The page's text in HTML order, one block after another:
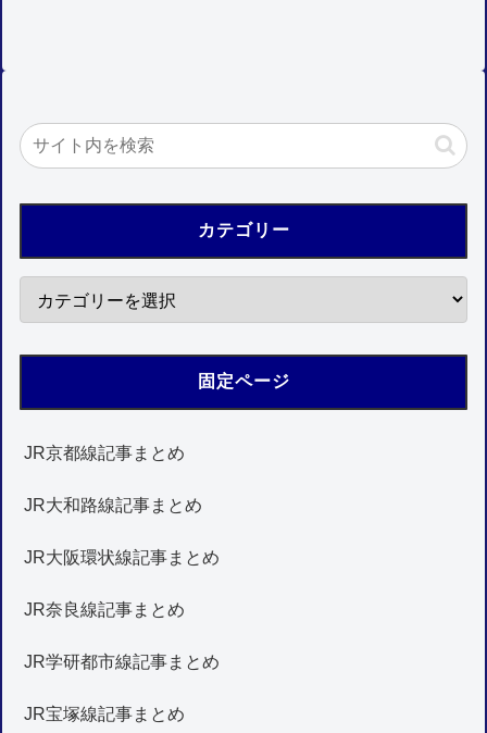
カテゴリー
固定ページ
JR京都線記事まとめ
JR大和路線記事まとめ
JR大阪環状線記事まとめ
JR奈良線記事まとめ
JR学研都市線記事まとめ
JR宝塚線記事まとめ